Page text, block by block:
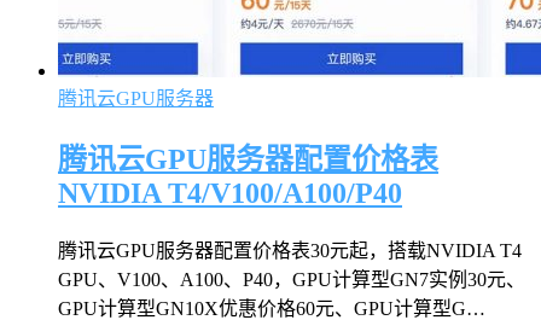
腾讯云GPU服务器
腾讯云GPU服务器配置价格表
NVIDIA T4/V100/A100/P40
腾讯云GPU服务器配置价格表30元起，搭载NVIDIA T4
GPU、V100、A100、P40，GPU计算型GN7实例30元、
GPU计算型GN10X优惠价格60元、GPU计算型G…